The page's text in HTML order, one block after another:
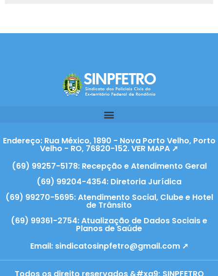
Endereço: Rua México, 1890 - Nova Porto Velho, Porto
Velho - RO, 76820-152. VER MAPA ➚
(69) 99257-5178: Recepção e Atendimento Geral
(69) 99204-4354: Diretoria Jurídica
(69) 99270-5695: Atendimento Social, Clube e Hotel
de Trânsito
(69) 99361-2754: Atualização de Dados Sociais e
Planos de Saúde
Email: sindicatosinpfetro@gmail.com ➚